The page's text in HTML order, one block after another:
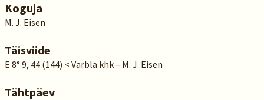
Koguja
M. J. Eisen
Täisviide
E 8° 9, 44 (144) < Varbla khk – M. J. Eisen
Tähtpäev